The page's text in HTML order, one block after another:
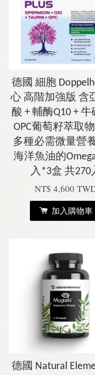
德國 細胞
心 高階加強版 含
酸 + 輔酶Q10 + 牛
OPC葡萄籽萃取
多種必需微量營
海洋魚油的
入*3盒 共270
NT$ 4,600
加入購物車
德國 Natural